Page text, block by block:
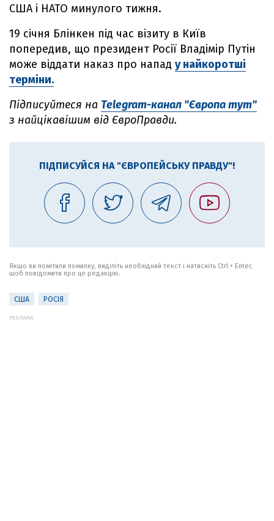
США і НАТО минулого тижня.
19 січня Блінкен під час візиту в Київ
попередив, що президент Росії Владімір Путін
може віддати наказ про напад у найкоротші
терміни.
Підписуйтеся на Telegram-канал "Європа тут"
з найцікавішим від ЄвроПравди.
ПІДПИСУЙСЯ НА "ЄВРОПЕЙСЬКУ ПРАВДУ"!
Якщо ви помітили помилку, виділіть необхідний текст і натисніть Ctrl + Enter,
щоб повідомити про це редакцію.
США РОСІЯ
РЕКЛАМА: